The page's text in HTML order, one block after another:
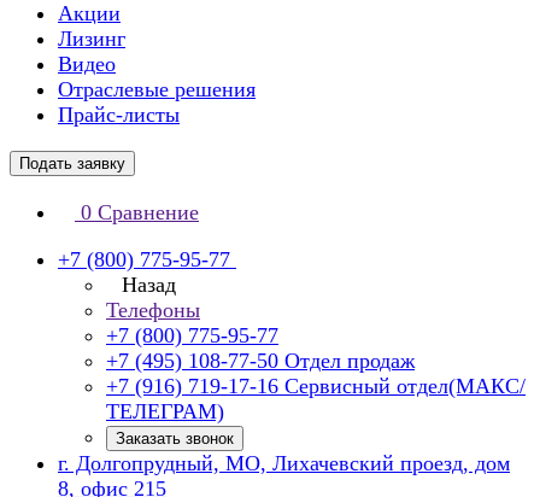
Акции
Лизинг
Видео
Отраслевые решения
Прайс-листы
Подать заявку
0 Сравнение
+7 (800) 775-95-77
Назад
Телефоны
+7 (800) 775-95-77
+7 (495) 108-77-50 Отдел продаж
+7 (916) 719-17-16 Сервисный отдел(МАКС/
ТЕЛЕГРАМ)
Заказать звонок
г. Долгопрудный, МО, Лихачевский проезд, дом
8, офис 215